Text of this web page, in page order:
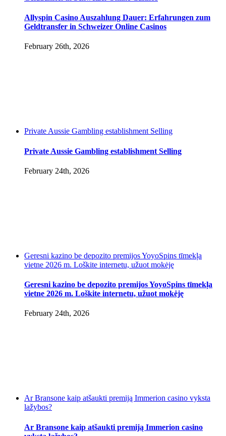
Allyspin Casino Auszahlung Dauer: Erfahrungen zum
Geldtransfer in Schweizer Online Casinos
February 26th, 2026
Private Aussie Gambling establishment Selling
Private Aussie Gambling establishment Selling
February 24th, 2026
Geresni kazino be depozito premijos YoyoSpins tīmekļa
vietne 2026 m. Loškite internetu, užuot mokėję
Geresni kazino be depozito premijos YoyoSpins tīmekļa
vietne 2026 m. Loškite internetu, užuot mokėję
February 24th, 2026
Ar Bransone kaip atšaukti premiją Immerion casino vyksta
lažybos?
Ar Bransone kaip atšaukti premiją Immerion casino